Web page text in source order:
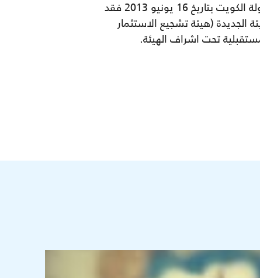
وتجدر الاشارة الى انه منذ تم اقرار قانون رقم 116 لسنة 2013 بشأن تشجيع الاستثمار المباشر في دولة الكويت بتاريخ 16 يونيو 2013 فقد
الهيئة الجديدة (هيئة تشجيع الاستثمار
تحت اشراف الهيئة.